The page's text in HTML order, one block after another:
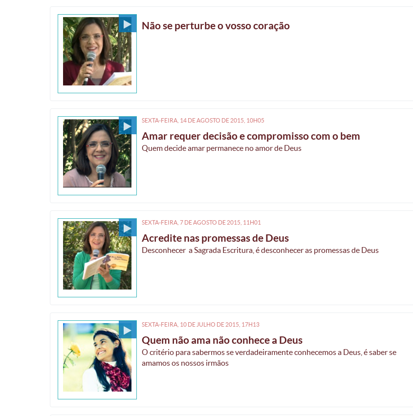
Não se perturbe o vosso coração
SEXTA-FEIRA, 14 DEAGOSTO DE 2015, 10H05
Amar requer decisão e compromisso com o bem
Quem decide amar permanece no amor de Deus
SEXTA-FEIRA, 7 DEAGOSTO DE 2015, 11H01
Acredite nas promessas de Deus
Desconhecer a Sagrada Escritura, é desconhecer as promessas de Deus
SEXTA-FEIRA, 10 DE JULHO DE 2015, 17H13
Quem não ama não conhece a Deus
O critério para sabermos se verdadeiramente conhecemos a Deus, é saber se
amamos os nossos irmãos